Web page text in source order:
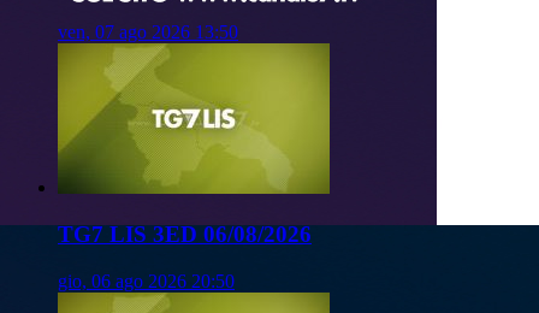
ven, 07 ago 2026 13:50
TG7 LIS 3ED 06/08/2026
gio, 06 ago 2026 20:50